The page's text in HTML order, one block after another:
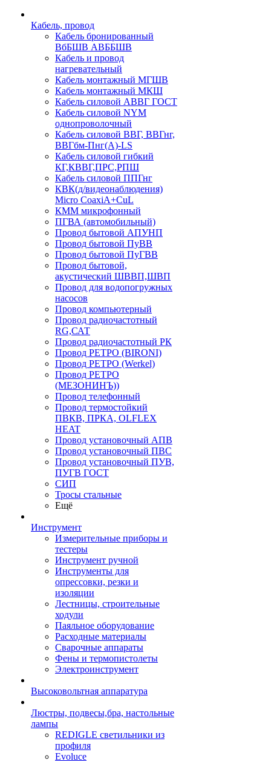
Кабель, провод
Кабель бронированный
ВбБШВ АВББШВ
Кабель и провод
нагревательный
Кабель монтажный МГШВ
Кабель монтажный МКШ
Кабель силовой АВВГ ГОСТ
Кабель силовой NYM
однопроволочный
Кабель силовой ВВГ, ВВГнг,
ВВГбм-Пнг(А)-LS
Кабель силовой гибкий
КГ,КВВГ,ПРС,РПШ
Кабель силовой ППГнг
КВК(д/видеонаблюдения)
Micro CoaxiA+CuL
КММ микрофонный
ПГВА (автомобильный)
Провод бытовой АПУНП
Провод бытовой ПуВВ
Провод бытовой ПуГВВ
Провод бытовой,
акустический ШВВП,ШВП
Провод для водопогружных
насосов
Провод компьютерный
Провод радиочастотный
RG,САТ
Провод радиочастотный РК
Провод РЕТРО (BIRONI)
Провод РЕТРО (Werkel)
Провод РЕТРО
(МЕЗОНИНЪ))
Провод телефонный
Провод термостойкий
ПВКВ, ПРКА, OLFLEX
HEAT
Провод установочный АПВ
Провод установочный ПВС
Провод установочный ПУВ,
ПУГВ ГОСТ
СИП
Тросы стальные
Ещё
Инструмент
Измерительные приборы и
тестеры
Инструмент ручной
Инструменты для
опрессовки, резки и
изоляции
Лестницы, строительные
ходули
Паяльное оборудование
Расходные материалы
Сварочные аппараты
Фены и термопистолеты
Электроинструмент
Высоковольтная аппаратура
Люстры, подвесы,бра, настольные
лампы
REDIGLE светильники из
профиля
Evoluce